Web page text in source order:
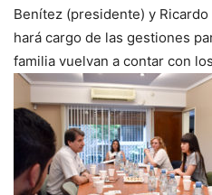
Benítez (presidente) y
hará cargo de las gestiones
familia vuelvan a contar con